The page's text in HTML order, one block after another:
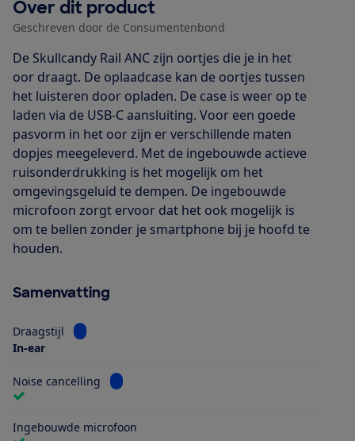
Over dit product
Geschreven door de Consumentenbond
De Skullcandy Rail ANC zijn oortjes die je in het
oor draagt. De oplaadcase kan de oortjes tussen
het luisteren door opladen. De case is weer op te
laden via de USB-C aansluiting. Voor een goede
pasvorm in het oor zijn er verschillende maten
dopjes meegeleverd. Met de ingebouwde actieve
ruisonderdrukking is het mogelijk om het
omgevingsgeluid te dempen. De ingebouwde
microfoon zorgt ervoor dat het ook mogelijk is
om te bellen zonder je smartphone bij je hoofd te
houden.
Samenvatting
Draagstijl
Bekijk informatie voor Draagstijl
In-ear
Noise cancelling Bekijk informatie voor Noise cancelling
Ingebouwde microfoon